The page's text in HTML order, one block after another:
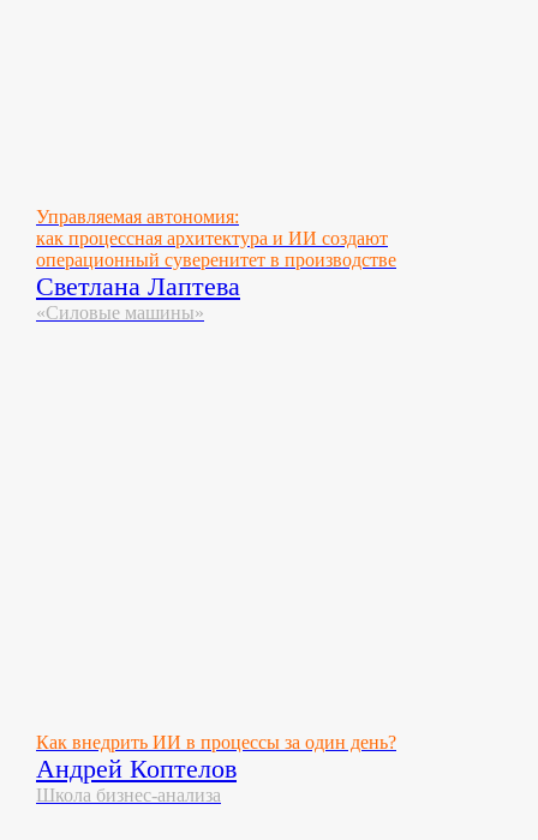
Управляемая автономия:
как процессная архитектура и ИИ создают
операционный суверенитет в производстве
Светлана Лаптева
«Силовые машины»
Как внедрить ИИ в процессы за один день?
Андрей Коптелов
Школа бизнес-анализа